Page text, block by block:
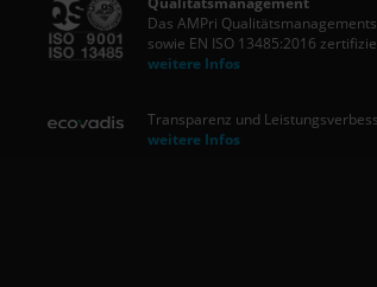
Das AMPri
sowie EN ISO 13485:2016
weitere Infos
Transparenz und
weitere Infos